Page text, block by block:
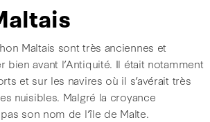
Maltais sont très anciennes et
bien avant l’Antiquité. Il était notamment
et sur les navires où il s’avérait très
nuisibles. Malgré la croyance
son nom de l’île de Malte.